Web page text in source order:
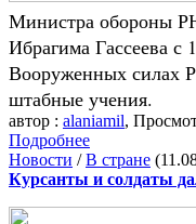
Министра обороны
Ибрагима Гассеева с
Вооруженных силах
штабные учения.
автор : alaniamil,
Подробнее
Новости /В стране
Курсанты и солдаты